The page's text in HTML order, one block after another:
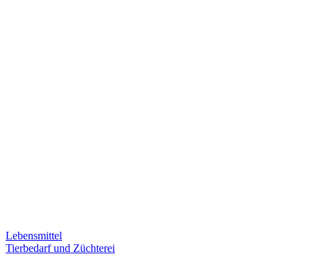
Lebensmittel
Tierbedarf und Züchterei